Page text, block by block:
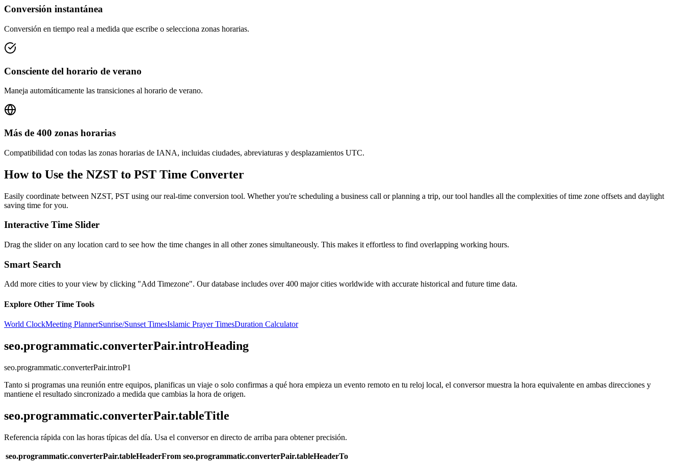
Conversión instantánea
Conversión en tiempo real a medida que escribe o selecciona zonas horarias.
Consciente del horario de verano
Maneja automáticamente las transiciones al horario de verano.
Más de 400 zonas horarias
Compatibilidad con todas las zonas horarias de IANA, incluidas ciudades, abreviaturas y desplazamientos UTC.
How to Use the NZST to PST Time Converter
Easily coordinate between NZST, PST using our real-time conversion tool. Whether you're scheduling a business call or planning a trip, our tool handles all the complexities of time zone offsets and daylight
saving time for you.
Interactive Time Slider
Drag the slider on any location card to see how the time changes in all other zones simultaneously. This makes it effortless to find overlapping working hours.
Smart Search
Add more cities to your view by clicking "Add Timezone". Our database includes over 400 major cities worldwide with accurate historical and future time data.
Explore Other Time Tools
World ClockMeeting PlannerSunrise/Sunset TimesIslamic Prayer TimesDuration Calculator
seo.programmatic.converterPair.introHeading
seo.programmatic.converterPair.introP1
Tanto si programas una reunión entre equipos, planificas un viaje o solo confirmas a qué hora empieza un evento remoto en tu reloj local, el conversor muestra la hora equivalente en ambas direcciones y
mantiene el resultado sincronizado a medida que cambias la hora de origen.
seo.programmatic.converterPair.tableTitle
Referencia rápida con las horas típicas del día. Usa el conversor en directo de arriba para obtener precisión.
seo.programmatic.converterPair.tableHeaderFrom seo.programmatic.converterPair.tableHeaderTo